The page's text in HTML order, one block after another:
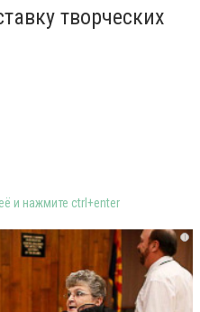
творческих
и нажмите ctrl+enter
i